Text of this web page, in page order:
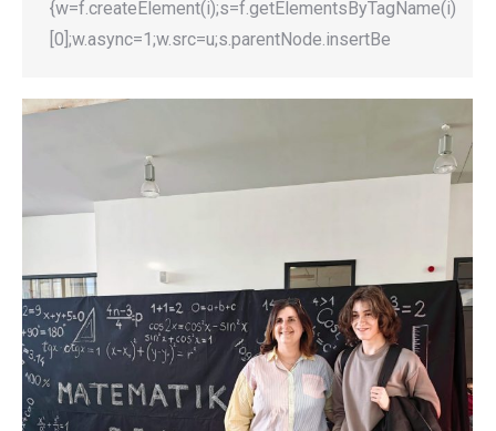
{w=f.createElement(i);s=f.getElementsByTagName(i)
[0];w.async=1;w.src=u;s.parentNode.insertBe